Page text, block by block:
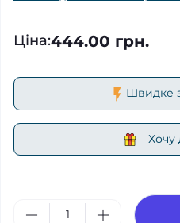
Ціна:444.00 грн.
Швидке